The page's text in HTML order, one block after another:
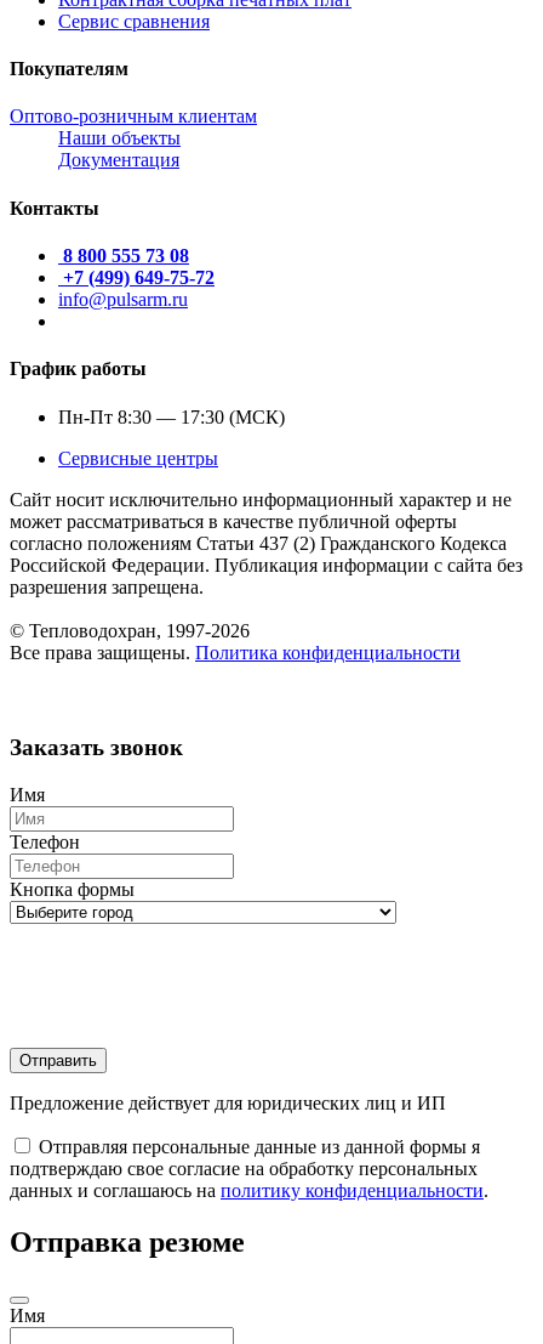
Сервис сравнения
Покупателям
Оптово-розничным клиентам
Наши объекты
Документация
Контакты
8 800 555 73 08
+7 (499) 649-75-72
info@pulsarm.ru
График работы
Пн-Пт 8:30 — 17:30 (МСК)
Сервисные центры
Сайт носит исключительно информационный характер и не
может рассматриваться в качестве публичной оферты
согласно положениям Статьи 437 (2) Гражданского Кодекса
Российской Федерации. Публикация информации с сайта без
разрешения запрещена.
© Тепловодохран, 1997-2026
Все права защищены. Политика конфиденциальности
Заказать звонок
Имя
Телефон
Кнопка формы
Отправить
Предложение действует для юридических лиц и ИП
Отправляя персональные данные из данной формы я
подтверждаю свое согласие на обработку персональных
данных и соглашаюсь на политику конфиденциальности.
Отправка резюме
Имя